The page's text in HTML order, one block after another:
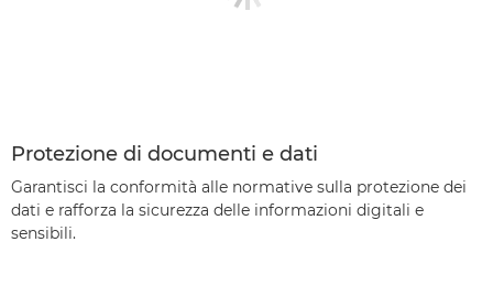
Protezione di documenti e dati
Garantisci la conformità alle normative sulla protezione dei
dati e rafforza la sicurezza delle informazioni digitali e
sensibili.